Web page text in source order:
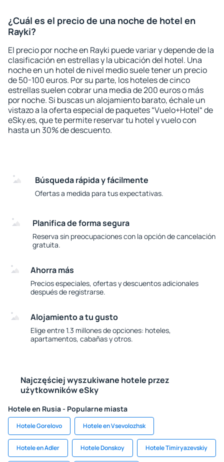
¿Cuál es el precio de una noche de hotel en
Rayki?
El precio por noche en Rayki puede variar y depende de la
clasificación en estrellas y la ubicación del hotel. Una
noche en un hotel de nivel medio suele tener un precio
de 50-100 euros. Por su parte, los hoteles de cinco
estrellas suelen cobrar una media de 200 euros o más
por noche. Si buscas un alojamiento barato, échale un
vistazo a la oferta especial de paquetes “Vuelo+Hotel“ de
eSky.es, que te permite reservar tu hotel y vuelo con
hasta un 30% de descuento.
Búsqueda rápida y fácilmente
Ofertas a medida para tus expectativas.
Planifica de forma segura
Reserva sin preocupaciones con la opción de cancelación
gratuita.
Ahorra más
Precios especiales, ofertas y descuentos adicionales
después de registrarse.
Alojamiento a tu gusto
Elige entre 1.3 millones de opciones: hoteles,
apartamentos, cabañas y otros.
Najczęściej wyszukiwane hotele przez
użytkowników eSky
Hotele en Rusia - Popularne miasta
Hotele Gorelovo Hotele en Vsevolozhsk
Hotele en Adler Hotele Donskoy Hotele Timiryazevskiy